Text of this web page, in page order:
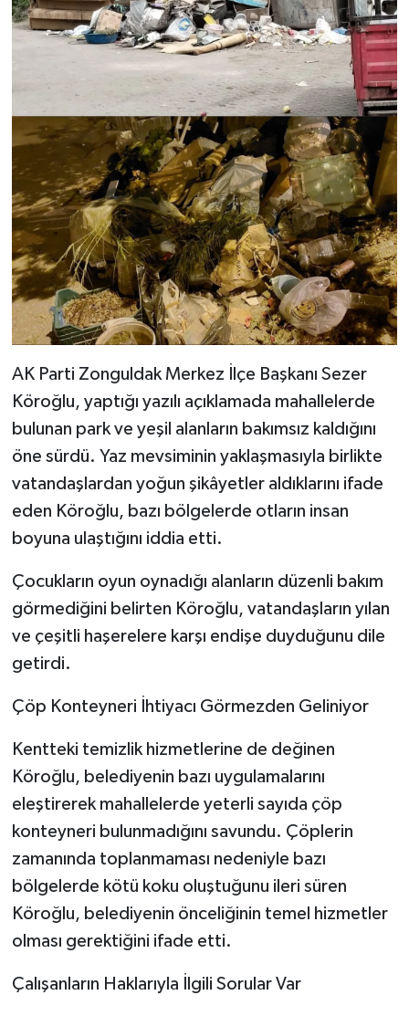
AK Parti Zonguldak Merkez İlçe Başkanı Sezer
Köroğlu, yaptığı yazılı açıklamada mahallelerde
bulunan park ve yeşil alanların bakımsız kaldığını
öne sürdü. Yaz mevsiminin yaklaşmasıyla birlikte
vatandaşlardan yoğun şikâyetler aldıklarını ifade
eden Köroğlu, bazı bölgelerde otların insan
boyuna ulaştığını iddia etti.
Çocukların oyun oynadığı alanların düzenli bakım
görmediğini belirten Köroğlu, vatandaşların yılan
ve çeşitli haşerelere karşı endişe duyduğunu dile
getirdi.
Çöp Konteyneri İhtiyacı Görmezden Geliniyor
Kentteki temizlik hizmetlerine de değinen
Köroğlu, belediyenin bazı uygulamalarını
eleştirerek mahallelerde yeterli sayıda çöp
konteyneri bulunmadığını savundu. Çöplerin
zamanında toplanmaması nedeniyle bazı
bölgelerde kötü koku oluştuğunu ileri süren
Köroğlu, belediyenin önceliğinin temel hizmetler
olması gerektiğini ifade etti.
Çalışanların Haklarıyla İlgili Sorular Var